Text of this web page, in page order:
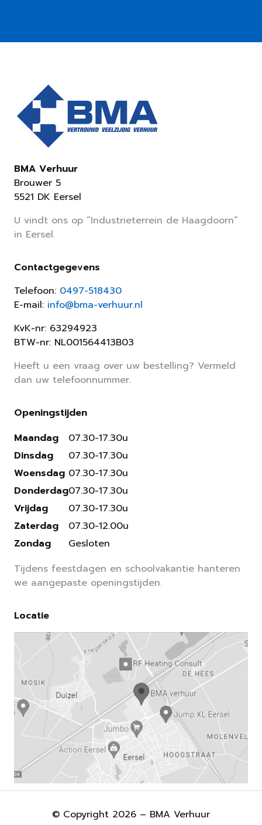
BMA Verhuur
Brouwer 5
5521 DK Eersel
U vindt ons op “Industrieterrein de Haagdoorn”
in Eersel.
Contactgegevens
Telefoon: 0497-518430
E-mail: info@bma-verhuur.nl
KvK-nr: 63294923
BTW-nr: NL001564413B03
Heeft u een vraag over uw bestelling? Vermeld
dan uw telefoonnummer.
Openingstijden
Maandag
Dinsdag
Woensdag
Donderdag
Vrijdag
Zaterdag
Zondag
07.30-17.30u
07.30-17.30u
07.30-17.30u
07.30-17.30u
07.30-17.30u
07.30-12.00u
Gesloten
Tijdens feestdagen en schoolvakantie hanteren
we aangepaste openingstijden.
Locatie
© Copyright 2026 – BMA Verhuur